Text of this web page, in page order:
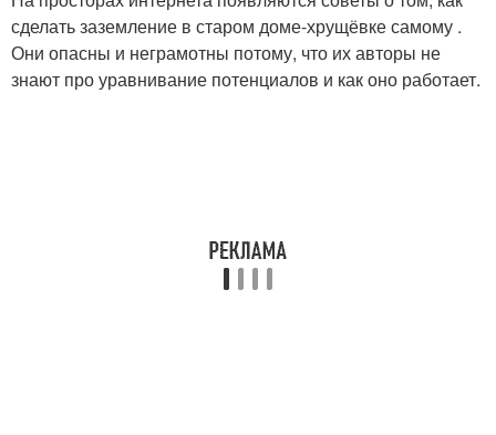
сделать заземление в старом доме-хрущёвке самому .
Они опасны и неграмотны потому, что их авторы не
знают про уравнивание потенциалов и как оно работает.